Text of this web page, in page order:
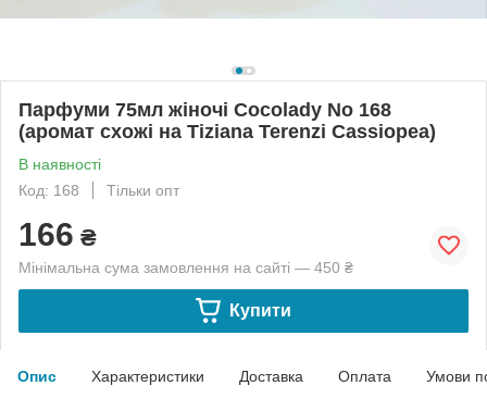
Парфуми 75мл жіночі Cocolady No 168
(аромат схожі на Tiziana Terenzi Cassiopea)
В наявності
Код: 168
Тільки опт
166 ₴
Мінімальна сума замовлення на сайті — 450 ₴
Купити
Опис Характеристики Доставка Оплата Умови